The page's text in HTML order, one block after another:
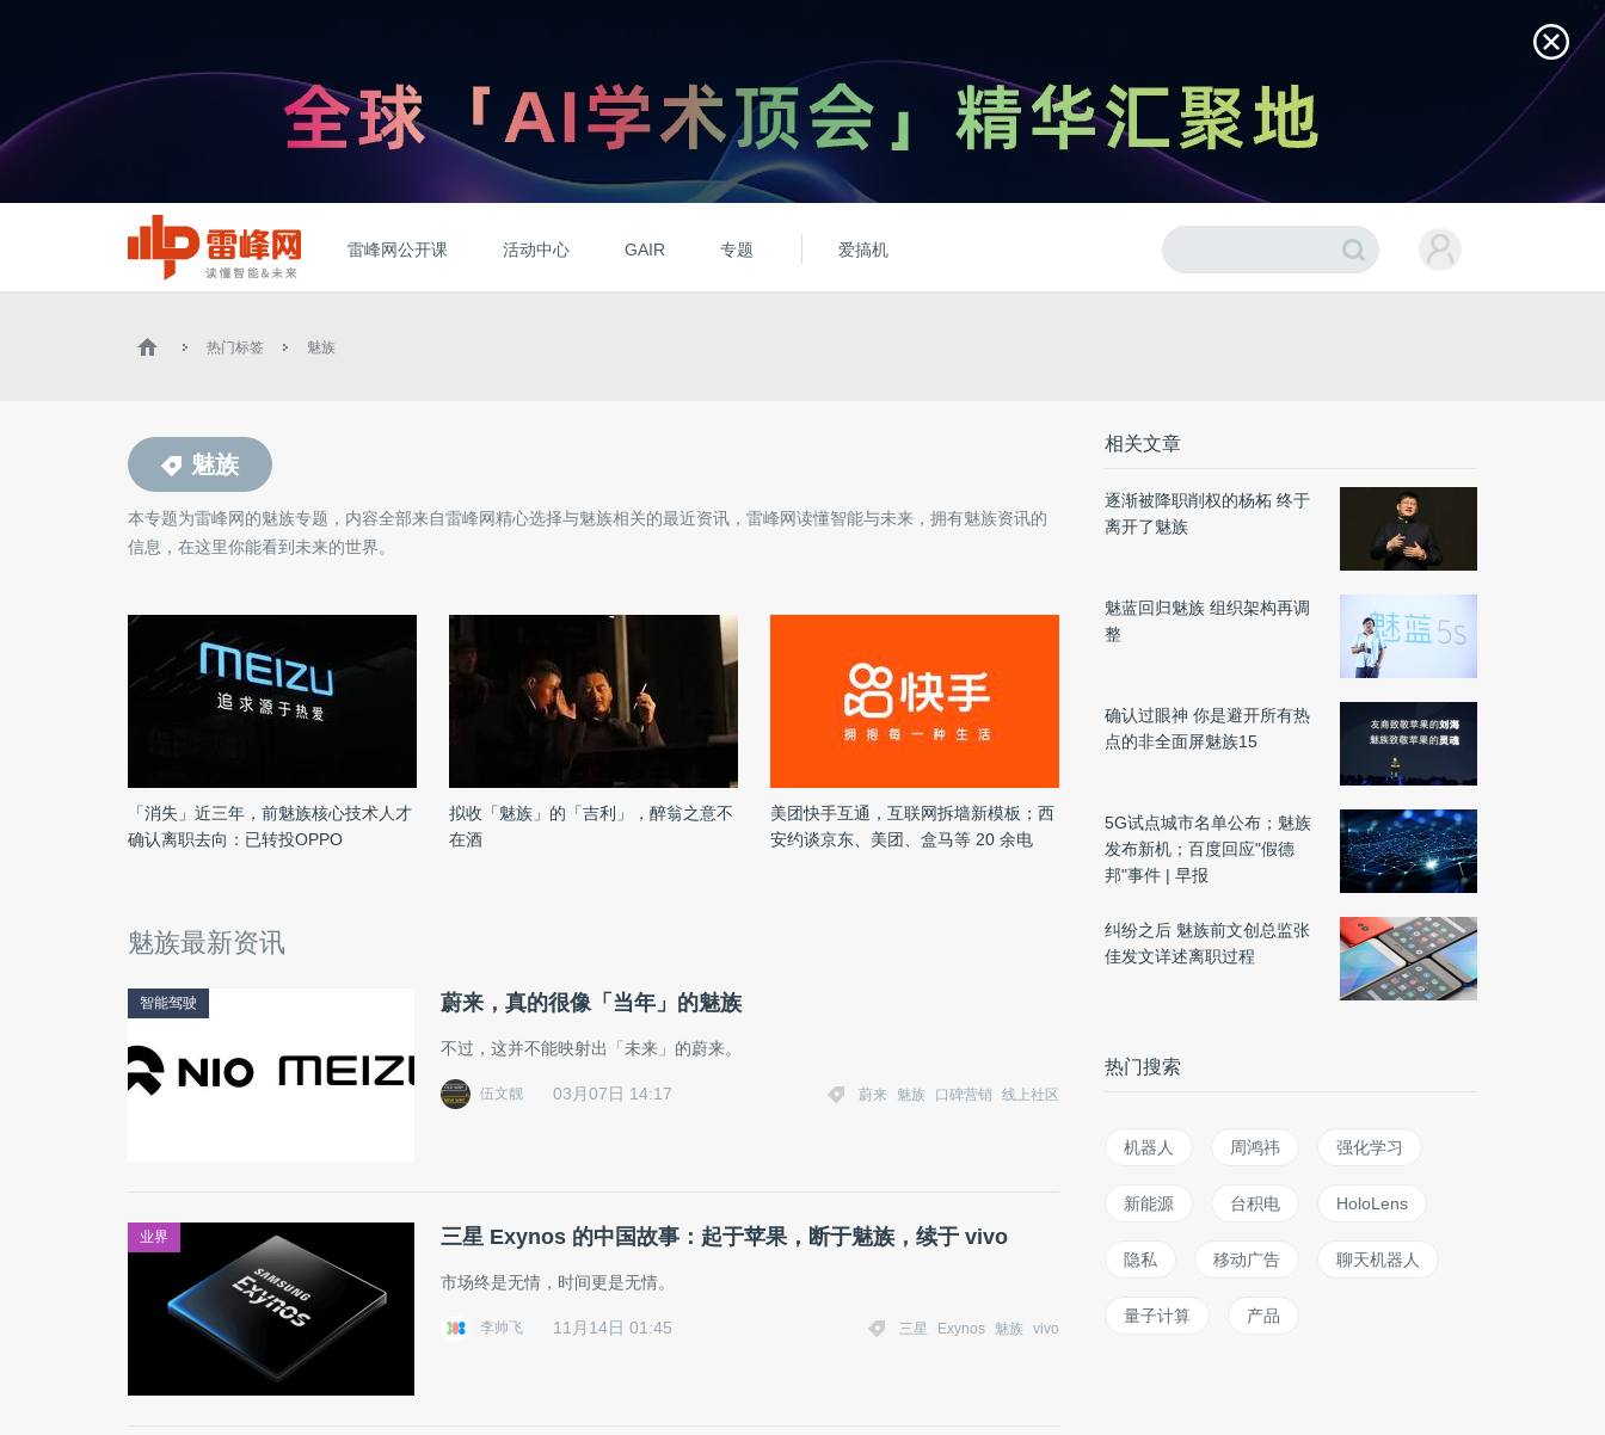
雷峰网公开课 活动中心 GAIR 专题 爱搞机
热门标签 魅族
魅族
本专题为雷峰网的魅族专题，内容全部来自雷峰网精心选择与魅族相关的最近资讯，雷峰网读懂智能与未来，拥有魅族资讯的
信息，在这里你能看到未来的世界。
「消失」近三年，前魅族核心技术人才
确认离职去向：已转投OPPO
拟收「魅族」的「吉利」，醉翁之意不
在酒
美团快手互通，互联网拆墙新模板；西
安约谈京东、美团、盒马等 20 余电
魅族最新资讯
智能驾驶 蔚来，真的很像「当年」的魅族
不过，这并不能映射出「未来」的蔚来。
伍文靓 03月07日 14:17 蔚来 魅族 口碑营销 线上社区
业界 三星 Exynos 的中国故事：起于苹果，断于魅族，续于 vivo
市场终是无情，时间更是无情。
李帅飞 11月14日 01:45 三星 Exynos 魅族 vivo
相关文章
逐渐被降职削权的杨柘 终于
离开了魅族
魅蓝回归魅族 组织架构再调
整
确认过眼神 你是避开所有热
点的非全面屏魅族15
5G试点城市名单公布；魅族
发布新机；百度回应"假德
邦"事件 | 早报
纠纷之后 魅族前文创总监张
佳发文详述离职过程
热门搜索
机器人 周鸿祎 强化学习
新能源 台积电 HoloLens
隐私 移动广告 聊天机器人
量子计算 产品